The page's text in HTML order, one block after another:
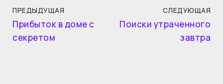
ПРЕДЫДУЩАЯ
Прибыток в доме с
секретом
СЛЕДУЮЩАЯ
Поиски утраченного
завтра